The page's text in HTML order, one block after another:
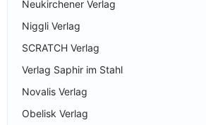
Neukirchener Verlag
Niggli Verlag
SCRATCH Verlag
Verlag Saphir im Stahl
Novalis Verlag
Obelisk Verlag